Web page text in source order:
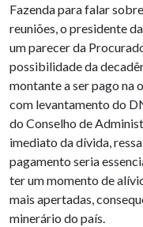
Fazenda para falar
reuniões, o presidente
um parecer da
possibilidade da
montante a ser pago na
com levantamento do
do Conselho de
imediato da dívida,
pagamento seria
ter um momento de
mais apertadas,
minerário do país.